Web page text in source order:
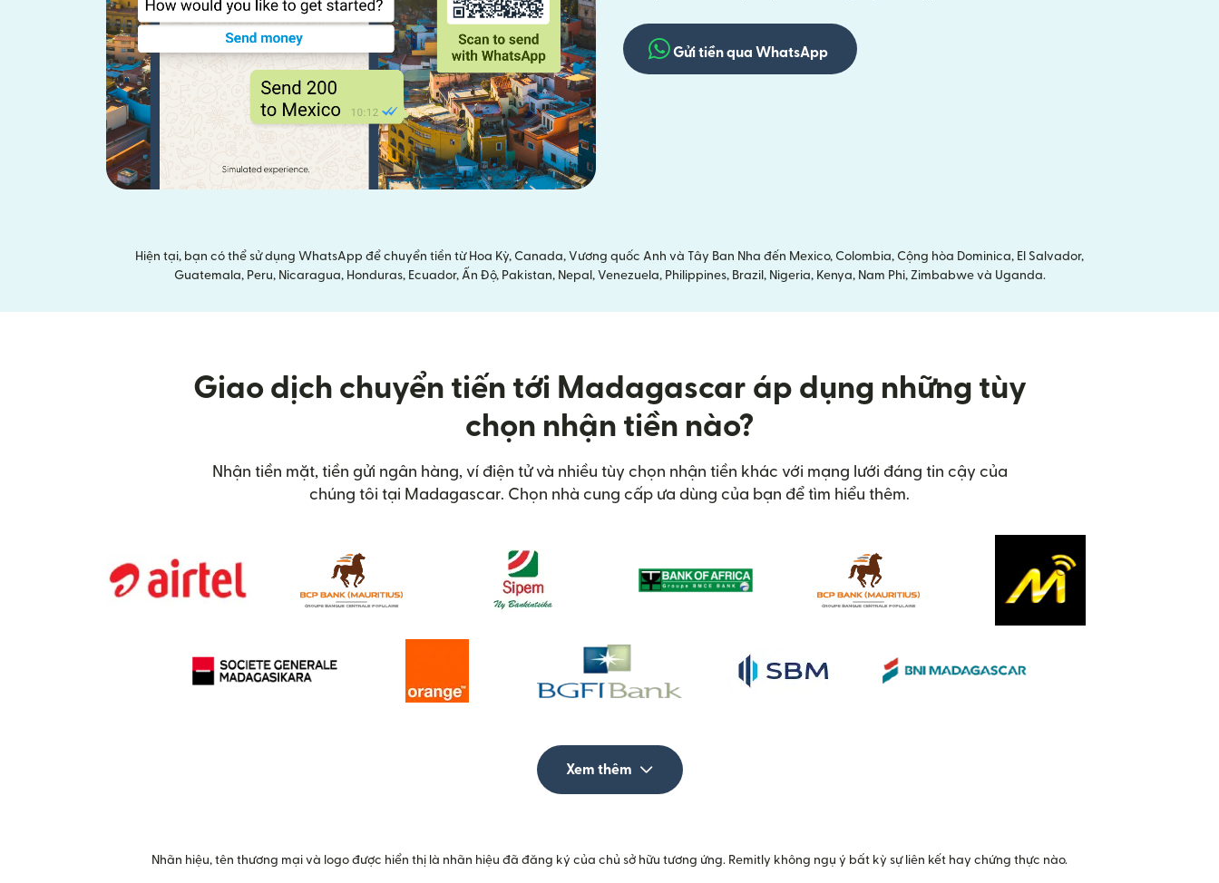
Gửi tiền qua WhatsApp
Hiện tại, bạn có thể sử dụng WhatsApp để chuyển tiền từ Hoa Kỳ, Canada, Vương quốc Anh và Tây Ban Nha đến Mexico, Colombia, Cộng hòa Dominica, El Salvador,
Guatemala, Peru, Nicaragua, Honduras, Ecuador, Ấn Độ, Pakistan, Nepal, Venezuela, Philippines, Brazil, Nigeria, Kenya, Nam Phi, Zimbabwe và Uganda.
Giao dịch chuyển tiến tới Madagascar áp dụng những tùy
chọn nhận tiền nào?
Nhận tiền mặt, tiền gửi ngân hàng, ví điện tử và nhiều tùy chọn nhận tiền khác với mạng lưới đáng tin cậy của
chúng tôi tại Madagascar. Chọn nhà cung cấp ưa dùng của bạn để tìm hiểu thêm.
Xem thêm
Nhãn hiệu, tên thương mại và logo được hiển thị là nhãn hiệu đã đăng ký của chủ sở hữu tương ứng. Remitly không ngụ ý bất kỳ sự liên kết hay chứng thực nào.